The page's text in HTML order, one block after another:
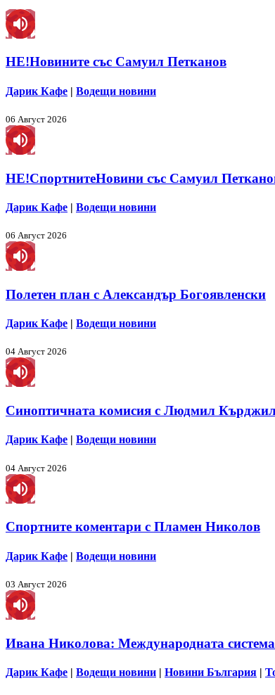
НЕ!Новините със Самуил Петканов
Дарик Кафе | Водещи новини
06 Август 2026
НЕ!СпортнитеНовини със Самуил
Дарик Кафе | Водещи новини
06 Август 2026
Полетен план с Александър Богоявленски
Дарик Кафе | Водещи новини
04 Август 2026
Синоптичната комисия с Людмил
Дарик Кафе | Водещи новини
04 Август 2026
Спортните коментари с Пламен Николов
Дарик Кафе | Водещи новини
03 Август 2026
Ивана Николова: Международната система
Дарик Кафе | Водещи новини | Новини България |